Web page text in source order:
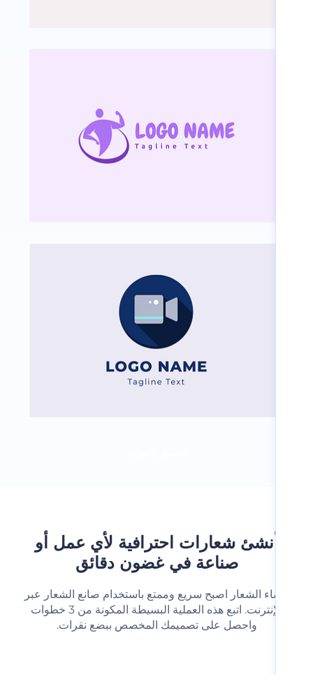
شعارات احترافية لأي عمل أو
صناعة في غضون دقائق
الشعار اصبح سريع وممتع باستخدام صانع الشعار عبر
الإنترنت. اتبع هذه العملية البسيطة المكونة من 3 خطوات
واحصل على تصميمك المخصص ببضع نقرات.‬